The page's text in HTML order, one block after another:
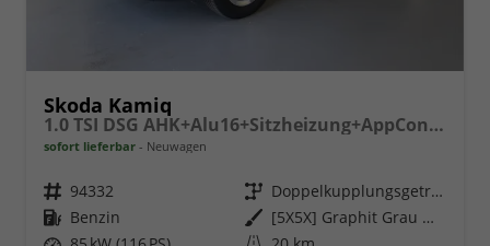
Skoda Kamiq
1.0 TSI DSG AHK+Alu16+Sitzheizung+AppConnect+GV5+LED+Nebel+Klima
sofort lieferbar Neuwagen
Fahrzeugnr. 94332 Getriebe
Doppelkupplungsgetriebe (DSG)
Kraftstoff Benzin Außenfarbe
[5X5X] Graphit Grau Metallic